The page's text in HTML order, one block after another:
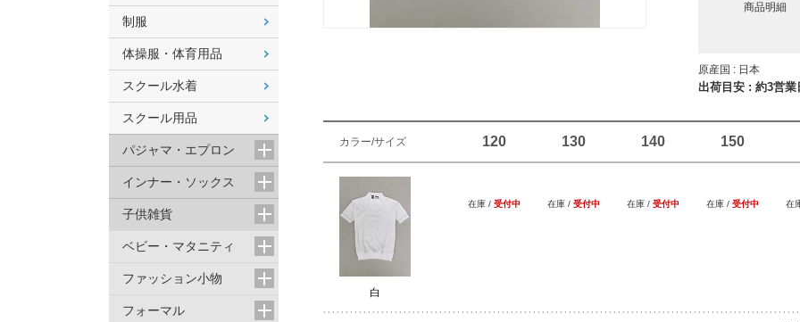
商品明細
原産国 : 日本
出荷目安 : 約3営業
カラー/サイズ 120 130 140 150
白
在庫 / 受付中 在庫 / 受付中 在庫 / 受付中 在庫 / 受付中 在
制服
体操服・体育用品
スクール水着
スクール用品
パジャマ・エプロン
インナー・ソックス
子供雑貨
ベビー・マタニティ
ファッション小物
フォーマル